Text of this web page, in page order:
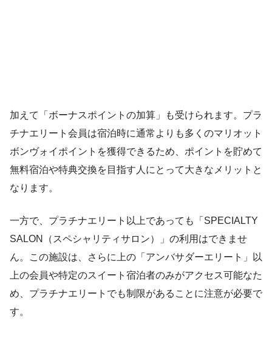
加えて「ボーナスポイントの加算」も受けられます。プラ
チナエリート会員は宿泊時に通常よりも多くのマリオット
ボンヴォイポイントを獲得できるため、ポイントを貯めて
無料宿泊や特典交換を目指す人にとって大きなメリットと
なります。
一方で、プラチナエリート以上であっても「SPECIALTY
SALON（スペシャリティサロン）」の利用はできませ
ん。この施設は、さらに上の「アンバサダーエリート」以
上の会員や特定のスイート宿泊者のみがアクセス可能なた
め、プラチナエリートでも制限があることに注意が必要で
す。